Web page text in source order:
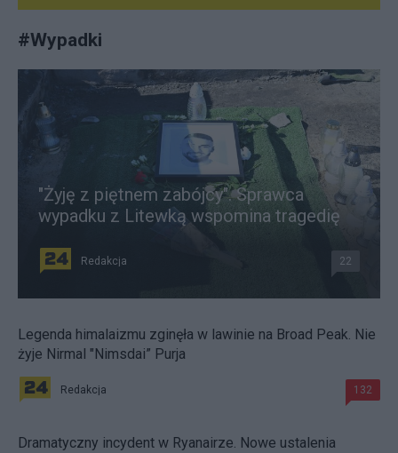
#Wypadki
"Żyję z piętnem zabójcy". Sprawca
wypadku z Litewką wspomina tragedię
Redakcja 22
Legenda himalaizmu zginęła w lawinie na Broad Peak. Nie
żyje Nirmal "Nimsdai” Purja
Redakcja 132
Dramatyczny incydent w Ryanairze. Nowe ustalenia